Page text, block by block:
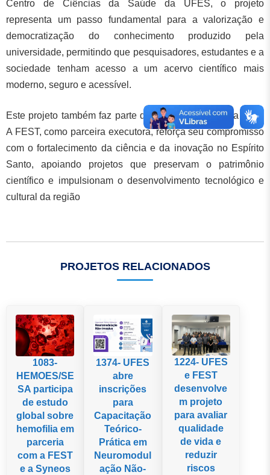
Centro de Ciências da Saúde da UFES, o projeto
representa um passo fundamental para a valorização e
democratização do conhecimento produzido pela
universidade, permitindo que pesquisadores, estudantes e a
sociedade tenham acesso a um acervo científico mais
moderno, seguro e acessível.
Este projeto também faz parte do Museu Ciências da Vida.
A FEST, como parceira executora, reforça seu compromisso
com o fortalecimento da ciência e da inovação no Espírito
Santo, apoiando projetos que preservam o patrimônio
científico e impulsionam o desenvolvimento tecnológico e
cultural da região
PROJETOS RELACIONADOS
1083-
HEMOES/SE
SA participa
de estudo
global sobre
hemofilia em
parceria
com a FEST
e a Syneos
1374- UFES
abre
inscrições
para
Capacitação
Teórico-
Prática em
Neuromodul
ação Não-
1224- UFES
e FEST
desenvolve
m projeto
para avaliar
qualidade
de vida e
reduzir
riscos